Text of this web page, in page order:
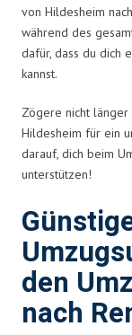
von Hildesheim
während des
dafür, dass du dich
kannst.
Zögere nicht länger
Hildesheim für ein
darauf, dich beim
unterstützen!
den
nach